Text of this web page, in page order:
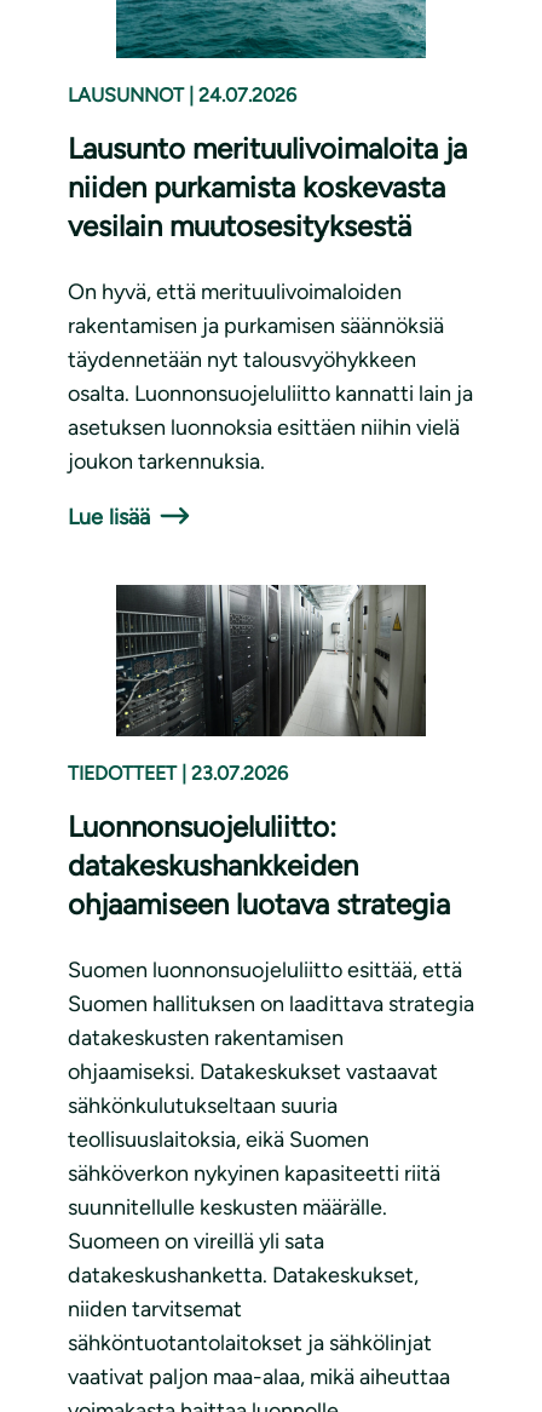
LAUSUNNOT 24.07.2026
Lausunto merituulivoimaloita ja
niiden purkamista koskevasta
vesilain muutosesityksestä
On hyvä, että merituulivoimaloiden
rakentamisen ja purkamisen säännöksiä
täydennetään nyt talousvyöhykkeen
osalta. Luonnonsuojeluliitto kannatti lain ja
asetuksen luonnoksia esittäen niihin vielä
joukon tarkennuksia.
Lue lisää
TIEDOTTEET 23.07.2026
Luonnonsuojeluliitto:
datakeskushankkeiden
ohjaamiseen luotava strategia
Suomen luonnonsuojeluliitto esittää, että
Suomen hallituksen on laadittava strategia
datakeskusten rakentamisen
ohjaamiseksi. Datakeskukset vastaavat
sähkönkulutukseltaan suuria
teollisuuslaitoksia, eikä Suomen
sähköverkon nykyinen kapasiteetti riitä
suunnitellulle keskusten määrälle.
Suomeen on vireillä yli sata
datakeskushanketta. Datakeskukset,
niiden tarvitsemat
sähköntuotantolaitokset ja sähkölinjat
vaativat paljon maa-alaa, mikä aiheuttaa